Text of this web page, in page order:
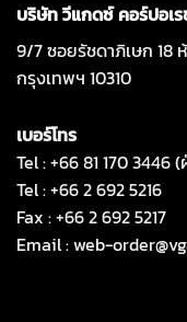
บริษัท วีแกดซ์ คอร์ปอเ
9/7 ซอยรัชดาภิเษก 18
กรุงเทพฯ 10310
เบอร์โทร
Tel : +66 81 170 3446
Tel : +66 2 692 5216
Fax : +66 2 692 5217
Email :web-